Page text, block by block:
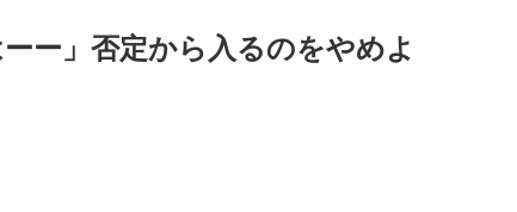
ー」否定から入るのをやめよ